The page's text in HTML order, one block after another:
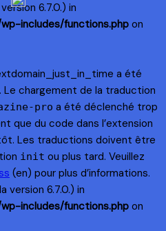
6.7.0.) in
includes/functions.php on
a été
. Le chargement de la traduction
pro a été déclenché trop
que du code dans l’extension
Les traductions doivent être
init ou plus tard. Veuillez
(en) pour plus d’informations.
version 6.7.0.) in
includes/functions.php on